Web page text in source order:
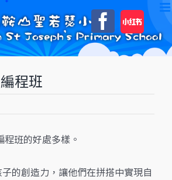
自
訂
程班
班的好處多樣。
的創造力，讓他們在拼搭中實現自